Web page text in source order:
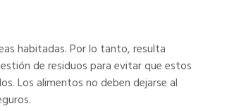
habitadas. Por lo tanto, resulta
de residuos para evitar que estos
Los alimentos no deben dejarse al